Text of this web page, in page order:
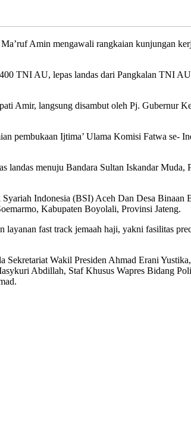
Amin mengawali rangkaian kunjungan
TNI AU, lepas landas dari Pangkalan TNI
Amir, langsung disambut oleh Pj. Gubernur
pembukaan Ijtima’ Ulama Komisi Fatwa se-
landas menuju Bandara Sultan Iskandar
Indonesia (BSI) Aceh Dan Desa Binaan
Kabupaten Boyolali, Provinsi Jateng.
fast track jemaah haji, yakni fasilitas
Wakil Presiden Ahmad Erani
Abdillah, Staf Khusus Wapres Bidang